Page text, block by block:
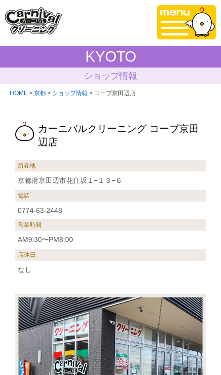
KYOTO
ショップ情報
HOME > 京都 > ショップ情報 > コープ京田辺店
カーニバルクリーニング コープ京田
辺店
所在地
京都府京田辺市花住坂１−１３−６
電話
0774-63-2448
営業時間
AM9:30〜PM8:00
店休日
なし